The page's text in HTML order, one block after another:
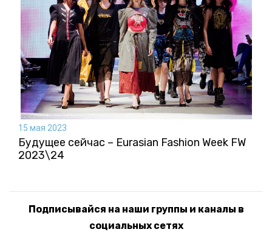
15 мая 2023
Будущее сейчас – Eurasian Fashion Week FW
2023\24
Подписывайся на наши группы и каналы в
социальных сетях